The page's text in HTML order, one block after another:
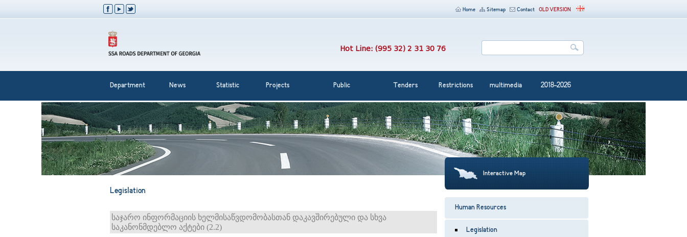
Home Sitemap Contact OLD VERSION
Hot Line: (995 32) 2 31 30 76
Department News Statistic Projects Public Tenders Restrictions multimedia 2018-2026
Legislation
საჯარო ინფორმაციის ხელმისაწვდომობასთან დაკავშირებული და სხვა
საკანონმდებლო აქტები (2.2)
Interactive Map
Human Resources
Legislation